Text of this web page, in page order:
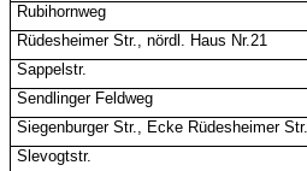
Rubihornweg
Rüdesheimer Str., nördl. Haus Nr.21
Sappelstr.
Sendlinger Feldweg
Siegenburger Str., Ecke Rüdesheimer Str.
Slevogtstr.